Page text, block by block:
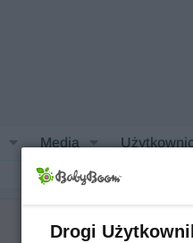
Media
Drogi